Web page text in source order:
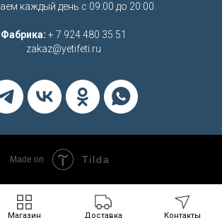
Магазин Доставка Контакты
каждый день с 09:00 до 20:00.
Фабрика: + 7 924 480 35 51
zakaz@yetifeti.ru
Made on Tilda